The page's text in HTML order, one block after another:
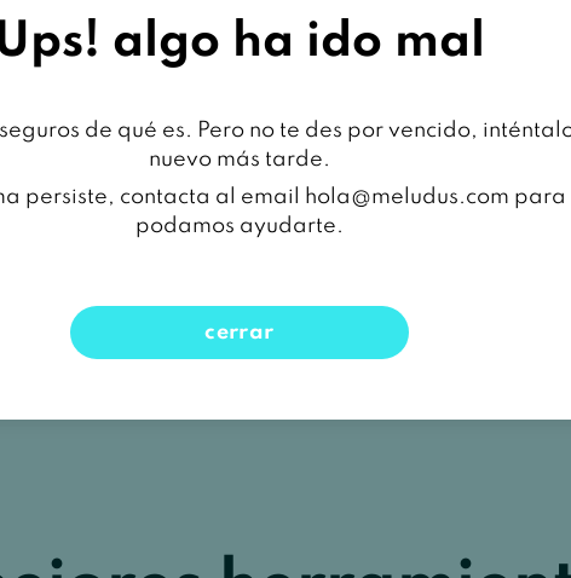
algo ha ido mal
de qué es. Pero no te des por vencido,
nuevo más tarde.
persiste, contacta al email hola@meludus.com para
podamos ayudarte.
cerrar